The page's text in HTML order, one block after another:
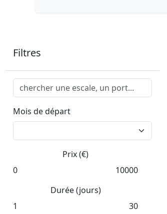
Filtres
Mois de départ
Prix (€)
0
10000
Durée (jours)
1
30